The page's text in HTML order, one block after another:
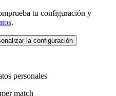
tu configuración y
.
la configuración
personales
match